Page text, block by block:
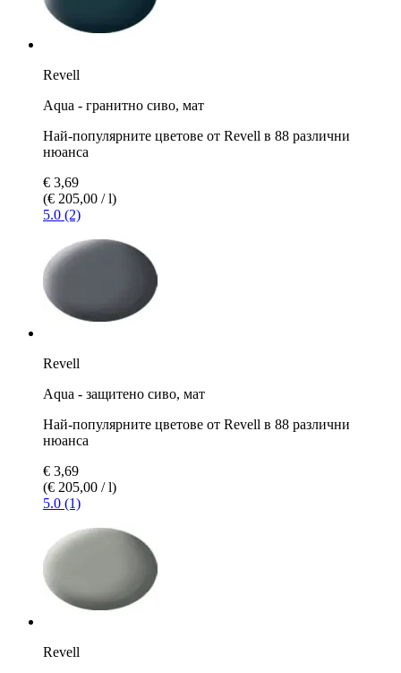
Revell
Aqua - гранитно сиво, мат
Най-популярните цветове от Revell в 88 различни
нюанса
€ 3,69
(€ 205,00 / l)
5.0 (2)
Revell
Aqua - защитено сиво, мат
Най-популярните цветове от Revell в 88 различни
нюанса
€ 3,69
(€ 205,00 / l)
5.0 (1)
Revell